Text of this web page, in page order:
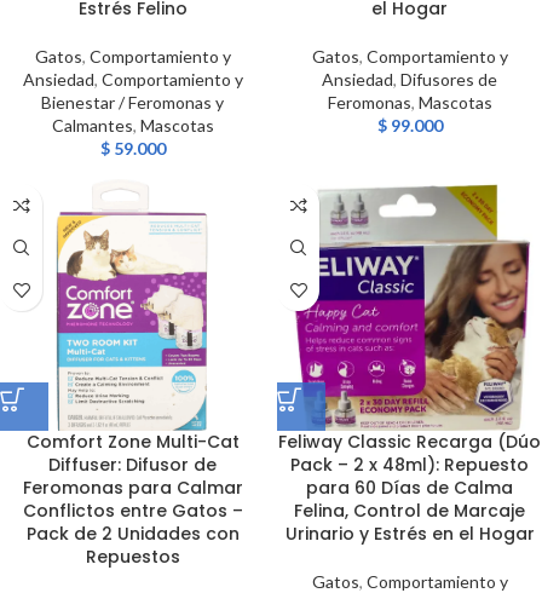
Estrés Felino
Gatos, Comportamiento y
Ansiedad, Comportamiento y
Bienestar / Feromonas y
Calmantes, Mascotas
$59.000
el Hogar
Gatos, Comportamiento y
Ansiedad, Difusores de
Feromonas, Mascotas
$99.000
Comfort Zone Multi-Cat
Diffuser: Difusor de
Feromonas para Calmar
Conflictos entre Gatos –
Pack de 2 Unidades con
Repuestos
Feliway Classic Recarga (Dúo
Pack – 2 x 48ml): Repuesto
para 60 Días de Calma
Felina, Control de Marcaje
Urinario y Estrés en el Hogar
Gatos, Comportamiento y